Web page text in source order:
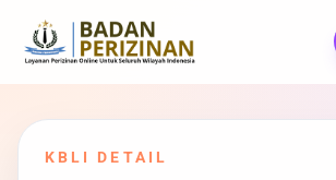
KBLI DETAIL